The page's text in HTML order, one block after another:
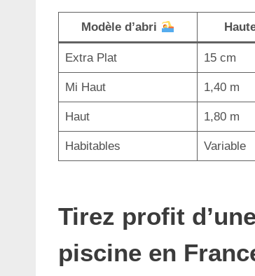
Modèle d’abri
Extra Plat 15 cm
Mi Haut 1,40 m
Haut 1,80 m
Habitables Variable
Tirez profit
piscine en